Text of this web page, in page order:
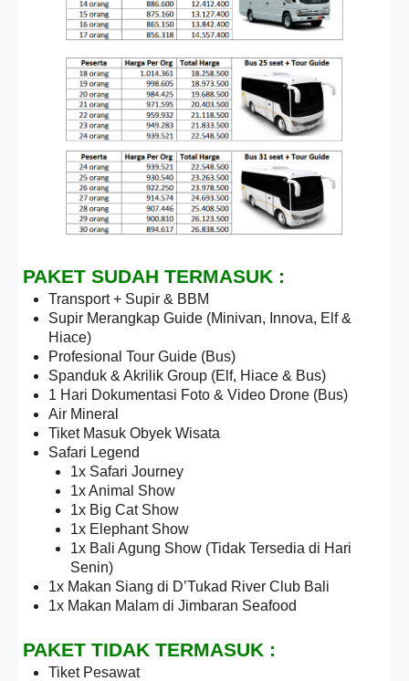
PAKET SUDAH TERMASUK :
Transport + Supir & BBM
Supir Merangkap Guide (Minivan, Innova, Elf &
Hiace)
Profesional Tour Guide (Bus)
Spanduk & Akrilik Group (Elf, Hiace & Bus)
1 Hari Dokumentasi Foto & Video Drone (Bus)
Air Mineral
Tiket Masuk Obyek Wisata
Safari Legend
1x Safari Journey
1x Animal Show
1x Big Cat Show
1x Elephant Show
1x Bali Agung Show (Tidak Tersedia di Hari
Senin)
1x Makan Siang di D’Tukad River Club Bali
1x Makan Malam di Jimbaran Seafood
PAKET TIDAK TERMASUK :
Tiket Pesawat